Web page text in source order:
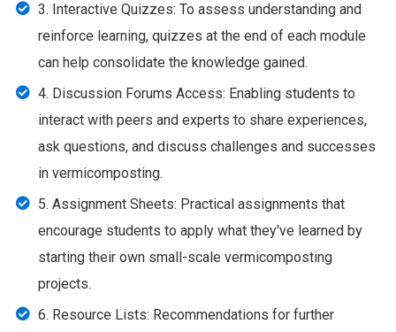
3. Interactive Quizzes: To assess understanding and
reinforce learning, quizzes at the end of each module
can help consolidate the knowledge gained.
4. Discussion Forums Access: Enabling students to
interact with peers and experts to share experiences,
ask questions, and discuss challenges and successes
in vermicomposting.
5. Assignment Sheets: Practical assignments that
encourage students to apply what they've learned by
starting their own small-scale vermicomposting
projects.
6. Resource Lists: Recommendations for further